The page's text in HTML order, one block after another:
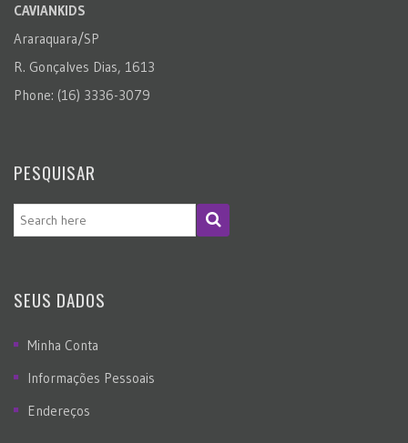
CAVIANKIDS
Araraquara/SP
R. Gonçalves Dias, 1613
Phone: (16) 3336-3079
PESQUISAR
SEUS DADOS
Minha Conta
Informações Pessoais
Endereços